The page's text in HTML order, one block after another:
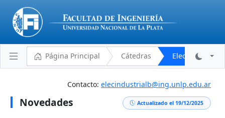
Página Principal Cátedras Electrónica
Plantel Docente
Contacto: elecindustrialb@ing.unlp.edu.ar
Novedades Actualizado el 19/12/2025